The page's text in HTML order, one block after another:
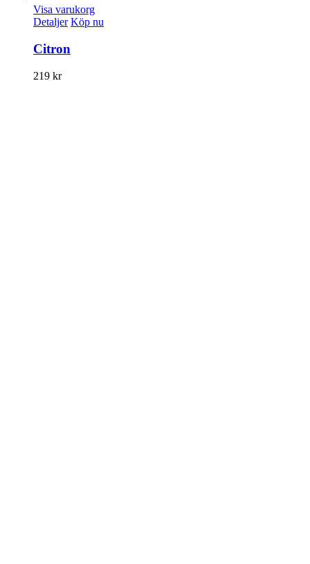
Visa varukorg
Detaljer Köp nu
Citron
219 kr